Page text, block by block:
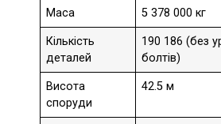
Маса 5 378 000 кг
Кількість
деталей
190 186 (без
болтів)
Висота
споруди
42.5 м